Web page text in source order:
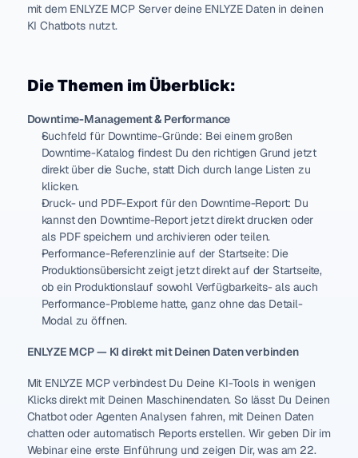
Industria
l Data
Sichere
Cloud-Basis
Integrati
onen
Daten frei
teilen
Dashboardin
Automatisc
he
Stillstandse
rfassung
KNOWLEDGE HUB
Blog
Wissen aus
der Praxis
Webinare
Live lernen
Experten
Case
Studies
So nutzen
Kunden
ENLYZE
UNTERSTÜTZUNG
Dokumentat
ion
mit dem ENLYZE MCP Server deine ENLYZE Daten in deinen
KI Chatbots nutzt.
Die Themen im Überblick:
Downtime-Management & Performance
Suchfeld für Downtime-Gründe: Bei einem großen
Downtime-Katalog findest Du den richtigen Grund jetzt
direkt über die Suche, statt Dich durch lange Listen zu
klicken.
Druck- und PDF-Export für den Downtime-Report: Du
kannst den Downtime-Report jetzt direkt drucken oder
als PDF speichern und archivieren oder teilen.
Performance-Referenzlinie auf der Startseite: Die
Produktionsübersicht zeigt jetzt direkt auf der Startseite,
ob ein Produktionslauf sowohl Verfügbarkeits- als auch
Performance-Probleme hatte, ganz ohne das Detail-
Modal zu öffnen.
ENLYZE MCP — KI direkt mit Deinen Daten verbinden
Mit ENLYZE MCP verbindest Du Deine KI-Tools in wenigen
Klicks direkt mit Deinen Maschinendaten. So lässt Du Deinen
Chatbot oder Agenten Analysen fahren, mit Deinen Daten
chatten oder automatisch Reports erstellen. Wir geben Dir im
Webinar eine erste Einführung und zeigen Dir, was am 22.